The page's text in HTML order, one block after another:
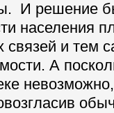
И решение
населения
связей и тем
А